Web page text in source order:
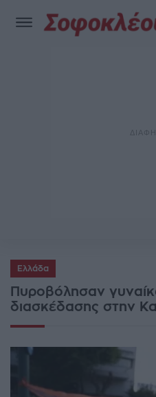
Ελλάδα
Πυροβόλησαν
διασκέδασης στην